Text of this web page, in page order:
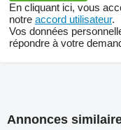
En cliquant ici, vous
notre accord utilisateur.
Vos données
répondre à votre
Annonces